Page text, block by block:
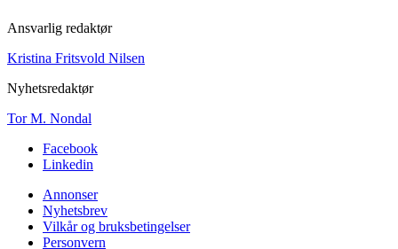
Ansvarlig redaktør
Kristina Fritsvold Nilsen
Nyhetsredaktør
Tor M. Nondal
Facebook
Linkedin
Annonser
Nyhetsbrev
Vilkår og bruksbetingelser
Personvern